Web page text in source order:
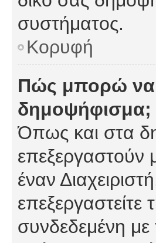
συστήματος.
Κορυφή
Πώς μπορώ να
δημοψήφισμα;
Όπως και στα
επεξεργαστούν
έναν
επεξεργαστείτε
συνδεδεμένη με